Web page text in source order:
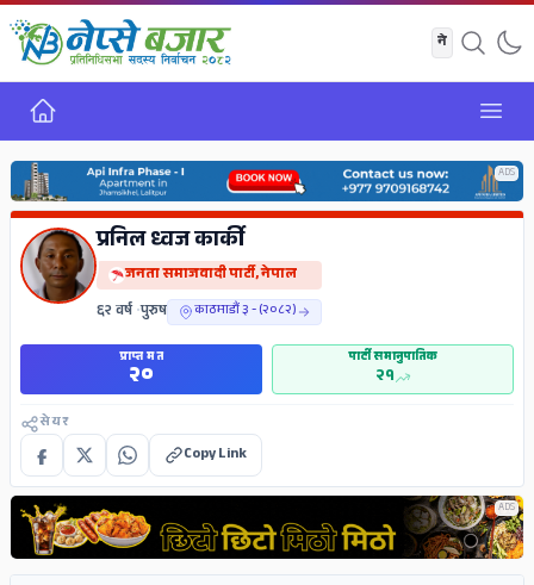
गृह
ADS
प्रनिल ध्वज कार्की
जनता समाजवादी पार्टी, नेपाल
६२ वर्ष•पुरुष काठमाडौं ३ - (२०८२)
प्राप्त मत
२०
पार्टी समानुपातिक
२१
सेयर
Copy Link
ADS